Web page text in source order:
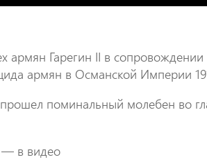
армян Гарегин II в
армян в Османской Империи
поминальный молебен во
— в видео